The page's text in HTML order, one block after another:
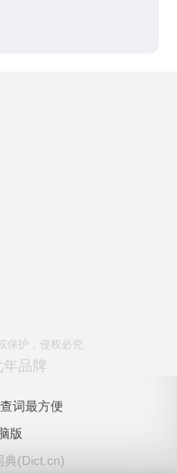
保护，侵权必究
年品牌
词最方便
版
(Dict.cn)